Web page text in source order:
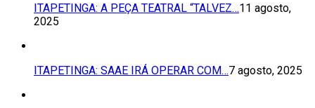
ITAPETINGA: A PEÇA TEATRAL “TALVEZ…11 agosto,
2025
ITAPETINGA: SAAE IRÁ OPERAR COM…7 agosto, 2025